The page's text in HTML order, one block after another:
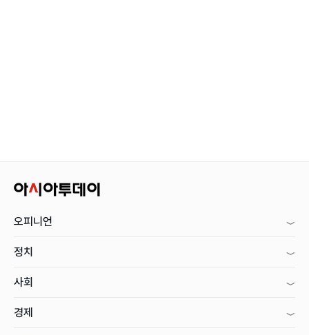
오피니언
정치
사회
경제